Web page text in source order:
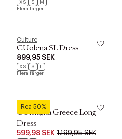
XS S
M
Flera färger
Culture
CUolena SL Dress
899,95 SEK
XS S
L
Flera färger
Rea 50%
Culture
CUmagna Greece Long
Dress
599,98 SEK 1.199,95 SEK